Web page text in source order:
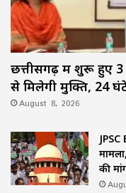
छत्तीसगढ़ में शुरू हुए
से मिलेगी मुक्ति, 24
August 8, 2026
की